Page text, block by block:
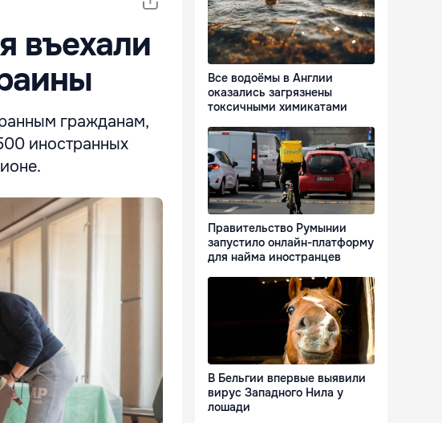
въехали
гражданам,
иностранных
Все водоёмы в Англии
оказались загрязнены
токсичными химикатами
Правительство Румынии
запустило онлайн-платформу
для найма иностранцев
В Бельгии впервые выявили
вирус Западного Нила у
лошади